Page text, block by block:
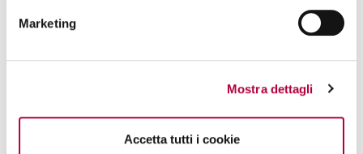
Marketing
Mostra dettagli
Accetta tutti i cookie
aggiornamento.
Aggiornamento
acquisizione da
protocollo
criptato.
gestione dei